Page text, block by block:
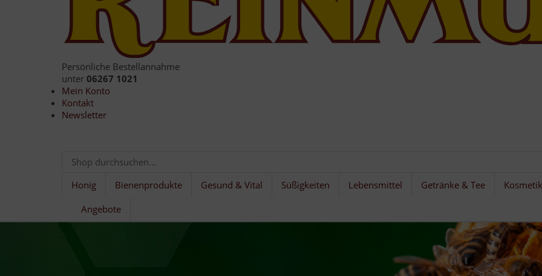
Persönliche Bestellannahme
unter 06267 1021
Mein Konto
Kontakt
Newsletter
Honig Bienenprodukte Gesund & Vital Süßigkeiten Lebensmittel Getränke & Tee Kosmetik
Angebote